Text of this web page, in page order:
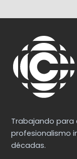
Trabajando para
profesionalismo
décadas.